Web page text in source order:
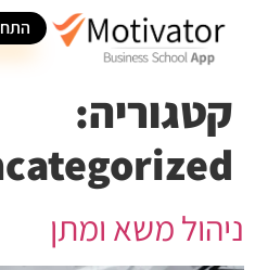
קטגוריה:
ניהול משא ומתן